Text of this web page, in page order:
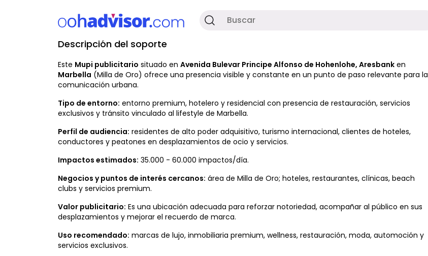
No Disponible
Descripción del soporte
Este Mupi publicitario situado en Avenida Bulevar Principe Alfonso de Hohenlohe, Aresbank en
Marbella (Milla de Oro) ofrece una presencia visible y constante en un punto de paso relevante para la
comunicación urbana.
Tipo de entorno: entorno premium, hotelero y residencial con presencia de restauración, servicios
exclusivos y tránsito vinculado al lifestyle de Marbella.
Perfil de audiencia: residentes de alto poder adquisitivo, turismo internacional, clientes de hoteles,
conductores y peatones en desplazamientos de ocio y servicios.
Impactos estimados: 35.000 - 60.000 impactos/día.
Negocios y puntos de interés cercanos: área de Milla de Oro; hoteles, restaurantes, clínicas, beach
clubs y servicios premium.
Valor publicitario: Es una ubicación adecuada para reforzar notoriedad, acompañar al público en sus
desplazamientos y mejorar el recuerdo de marca.
Uso recomendado: marcas de lujo, inmobiliaria premium, wellness, restauración, moda, automoción y
servicios exclusivos.